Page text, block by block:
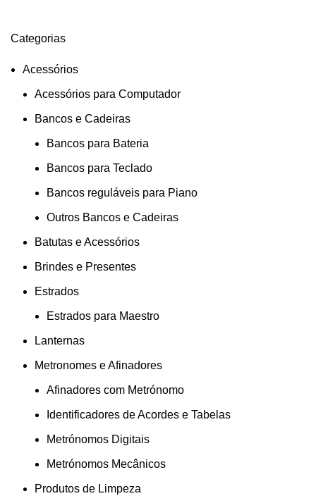
Categorias
Acessórios
Acessórios para Computador
Bancos e Cadeiras
Bancos para Bateria
Bancos para Teclado
Bancos reguláveis para Piano
Outros Bancos e Cadeiras
Batutas e Acessórios
Brindes e Presentes
Estrados
Estrados para Maestro
Lanternas
Metronomes e Afinadores
Afinadores com Metrónomo
Identificadores de Acordes e Tabelas
Metrónomos Digitais
Metrónomos Mecânicos
Produtos de Limpeza